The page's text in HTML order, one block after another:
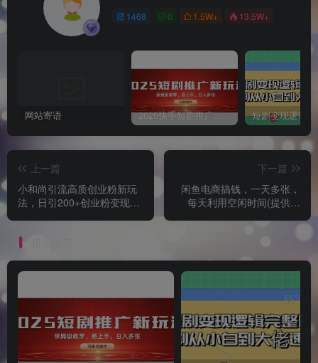
1468 0 1.5W+ 13.5W+
网站寄语 2025快手短剧推广新玩法，保姆级教学，日入多张，可矩阵操作
上一篇
小和尚引流高质创业粉新玩
法，日引200+创业粉变现稳
下一篇
闲鱼电商搞钱，一天多张，
每天利用空闲时间(提供货